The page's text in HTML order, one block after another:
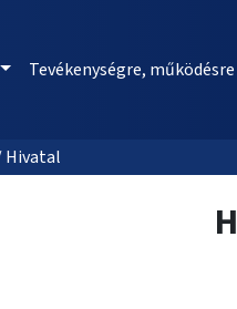
Tevékenységre,
Hivatal